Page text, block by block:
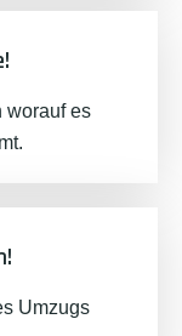
worauf es
Umzugs